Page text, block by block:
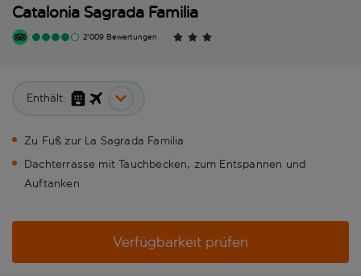
Catalonia Sagrada Familia
2'009 Bewertungen
Enthält:
Zu Fuß zur La Sagrada Familia
Dachterrasse mit Tauchbecken, zum Entspannen und
Auftanken
Verfügbarkeit prüfen